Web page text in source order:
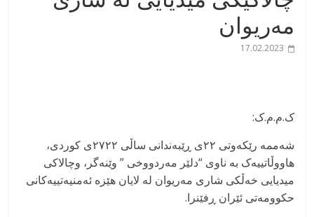
مەریوان
17.02.2023
ک.م.م.ک:
شەممە رێکەوتی ٢٢ی ڕێبەندانی ساڵی ٢٧٢٢ی کوردی،
هاووڵاتییەک بە ناوی “دلێر مەردووخی ” وێنەگر، وچالاکی
میدیایی خەڵکی شاری مەریوان لە لایان هێزە ئەمنیەتییەکانی
حکوومەتی ئێران ڕفێنرا.